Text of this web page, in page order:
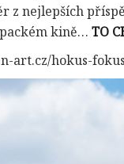
z nejlepších
kině… TO
art.cz/hokus-